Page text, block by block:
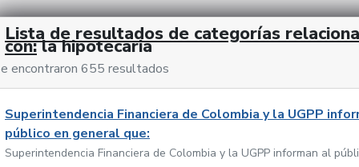
Lista de resultados de categorías
con: la hipotecaria
encontraron 655 resultados
Superintendencia Financiera de Colombia y la UGPP
público en general que:
Superintendencia Financiera de Colombia y la UGPP informan al